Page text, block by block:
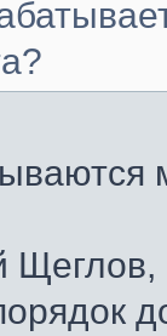
Щеглов,